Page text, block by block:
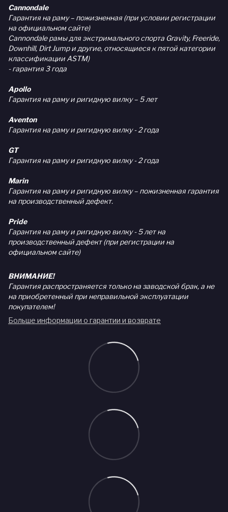
Cannondale
Гарантия на раму – пожизненная (при условии регистрации
на официальном сайте)
Cannondale рамы для экстримального спорта Gravity, Freeride,
Downhill, Dirt Jump и другие, относящиеся к пятой категории
классификации ASTM)
- гарантия 3 года
Apollo
Гарантия на раму и ригидную вилку – 5 лет
Aventon
Гарантия на раму и ригидную вилку - 2 года
GT
Гарантия на раму и ригидную вилку - 2 года
Marin
Гарантия на раму и ригидную вилку – пожизненная гарантия
на производственный дефект.
Pride
Гарантия на раму и ригидную вилку - 5 лет на
производственный дефект (при регистрации на
официальном сайте)
ВНИМАНИЕ!
Гарантия распространяется только на заводской брак, а не
на приобретенный при неправильной эксплуатации
покупателем!
Больше информации о гарантии и возврате